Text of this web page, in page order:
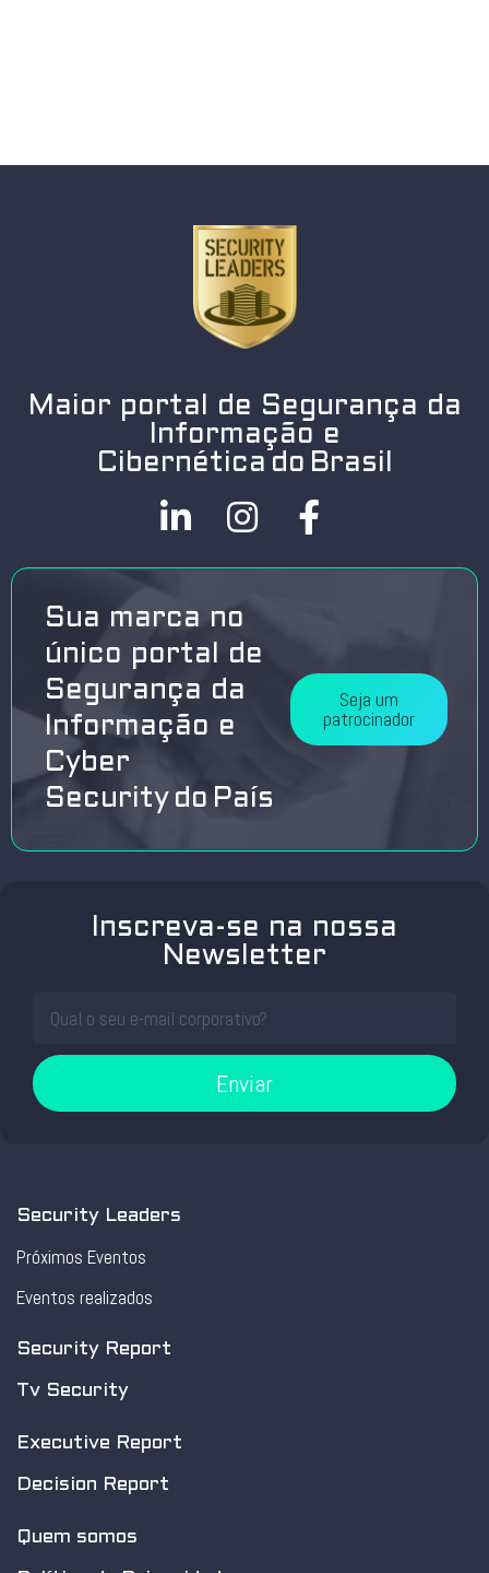
Maior portal de Segurança da
Informação e
Cibernética do Brasil
Sua marca no
único portal de
Segurança da
Informação e
Cyber
Security do País
Seja um
patrocinador
Inscreva-se na nossa
Newsletter
Enviar
Security Leaders
Próximos Eventos
Eventos realizados
Security Report
Tv Security
Executive Report
Decision Report
Quem somos